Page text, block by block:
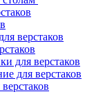
верстаков
для верстаков
для верстаков